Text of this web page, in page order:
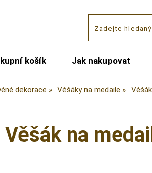
košík Jak nakupovat
dekorace Věšáky na medaile
Věšák na